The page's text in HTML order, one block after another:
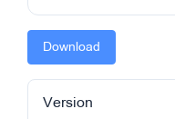
Download
Version